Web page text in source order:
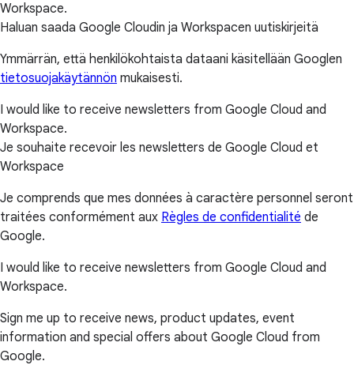
Workspace.
Haluan saada Google Cloudin ja Workspacen uutiskirjeitä
Ymmärrän, että henkilökohtaista dataani käsitellään Googlen
tietosuojakäytännön mukaisesti.
I would like to receive newsletters from Google Cloud and
Workspace.
Je souhaite recevoir les newsletters de Google Cloud et
Workspace
Je comprends que mes données à caractère personnel seront
traitées conformément aux Règles de confidentialité de
Google.
I would like to receive newsletters from Google Cloud and
Workspace.
Sign me up to receive news, product updates, event
information and special offers about Google Cloud from
Google.